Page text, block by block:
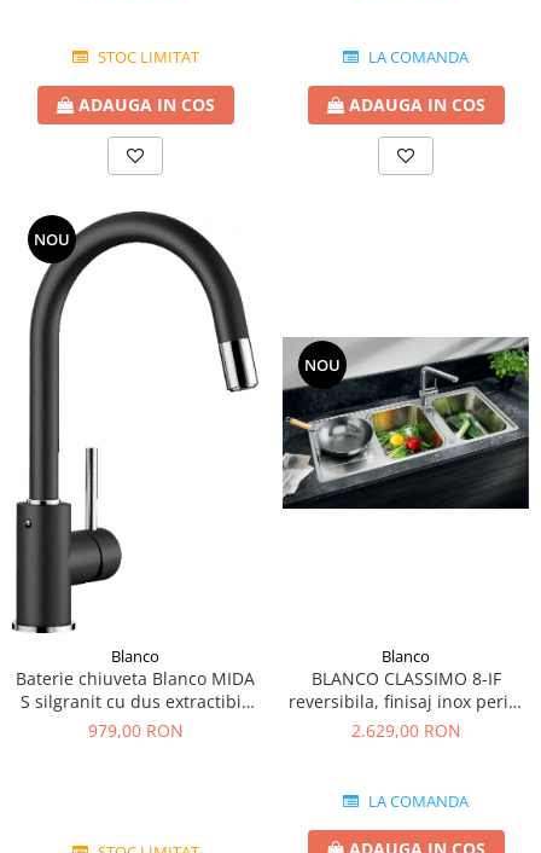
STOC LIMITAT
ADAUGA IN COS
LA COMANDA
ADAUGA IN COS
NOU
Blanco
Baterie chiuveta Blanco MIDA
S silgranit cu dus extractibil,
diferite culori
979,00 RON
NOU
Blanco
BLANCO CLASSIMO 8-IF
reversibila, finisaj inox periat
si excentric
2.629,00 RON
LA COMANDA